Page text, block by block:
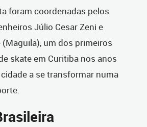
foram coordenadas pelos
Júlio Cesar Zeni e
um dos primeiros
skate em Curitiba nos anos
a se transformar numa